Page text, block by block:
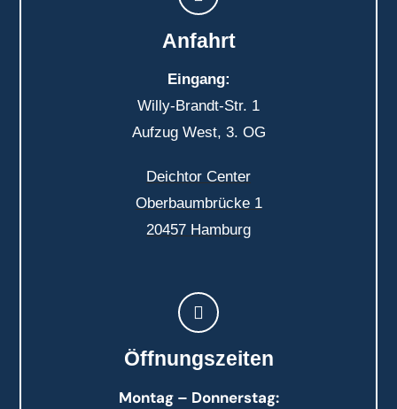
Anfahrt
Eingang:
Willy-Brandt-Str. 1
Aufzug West, 3. OG
Deichtor Center
Oberbaumbrücke 1
20457 Hamburg
Öffnungszeiten
Montag – Donnerstag: